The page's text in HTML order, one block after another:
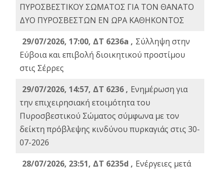
ΠΥΡΟΣΒΕΣΤΙΚΟΥ ΣΩΜΑΤΟΣ ΓΙΑ ΤΟΝ ΘΑΝΑΤΟ
ΔΥΟ ΠΥΡΟΣΒΕΣΤΩΝ ΕΝ ΩΡΑ ΚΑΘΗΚΟΝΤΟΣ
29/07/2026, 17:00, ΔΤ 6236a , Σύλληψη στην
Εύβοια και επιβολή διοικητικού προστίμου
στις Σέρρες
29/07/2026, 14:57, ΔΤ 6236 , Ενημέρωση για
την επιχειρησιακή ετοιμότητα του
Πυροσβεστικού Σώματος σύμφωνα με τον
δείκτη πρόβλεψης κινδύνου πυρκαγιάς στις 30-
07-2026
28/07/2026, 23:51, ΔΤ 6235d , Ενέργειες μετά